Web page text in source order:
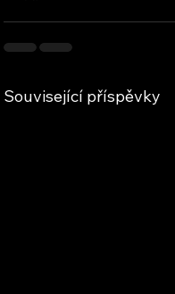
Související příspěvky